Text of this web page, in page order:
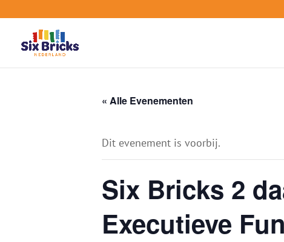
« Alle Evenementen
Dit evenement is voorbij.
Six Bricks 2
Executieve